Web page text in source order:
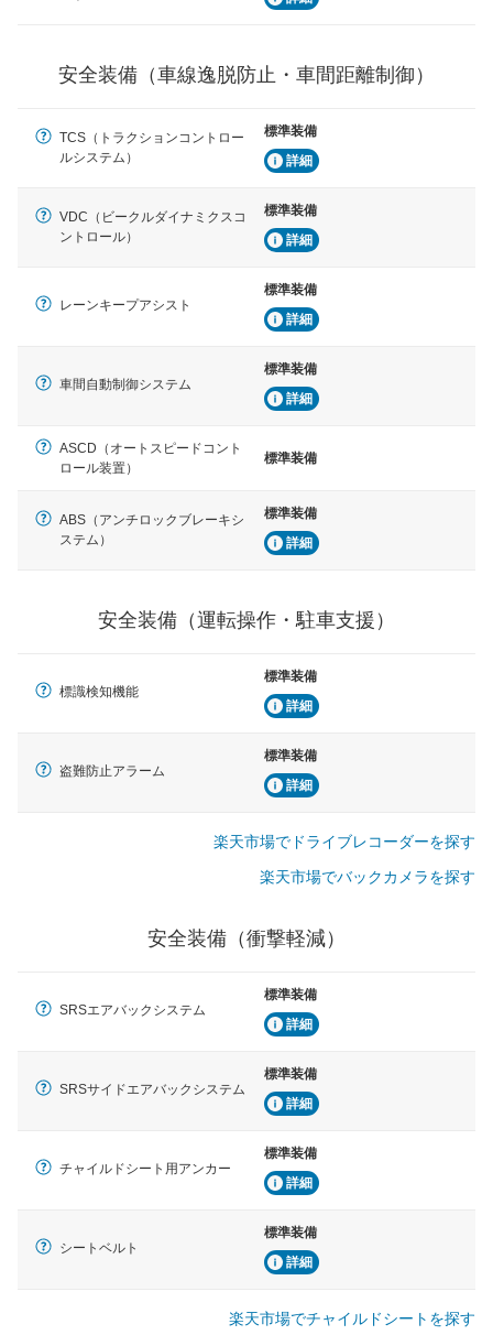
ブ・クルーズ・コントロールなどが装備されています。
駐車をスムーズに行うためにインテリジェンスパーキン
衝撃軽減
万が一車体が衝撃を受けたときに、運転者・同乗者を守
ルトなどが装備されています。
安全装備（車線逸脱防止・車間距離制御）
TCS（トラクションコントロー
ルシステム）
標準装備
詳細
VDC（ビークルダイナミクスコ
ントロール）
標準装備
詳細
レーンキープアシスト
標準装備
詳細
車間自動制御システム
標準装備
詳細
ASCD（オートスピードコント
ロール装置）
標準装備
ABS（アンチロックブレーキシ
ステム）
標準装備
詳細
安全装備（運転操作・駐車支援）
標識検知機能
標準装備
詳細
盗難防止アラーム
標準装備
詳細
楽天市場でドライブレコーダーを探す
楽天市場でバックカメラを探す
安全装備（衝撃軽減）
SRSエアバックシステム
標準装備
詳細
SRSサイドエアバックシステム
標準装備
詳細
チャイルドシート用アンカー
標準装備
詳細
シートベルト
標準装備
詳細
楽天市場でチャイルドシートを探す